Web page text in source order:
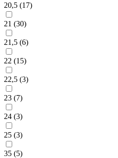
20,5 (17)
21 (30)
21,5 (6)
22 (15)
22,5 (3)
23 (7)
24 (3)
25 (3)
35 (5)